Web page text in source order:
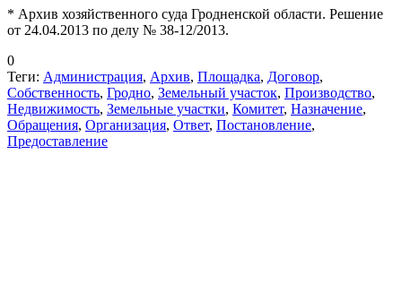
* Архив хозяйственного суда Гродненской области. Решение
от 24.04.2013 по делу № 38-12/2013.
0
Теги: Администрация, Архив, Площадка, Договор,
Собственность, Гродно, Земельный участок, Производство,
Недвижимость, Земельные участки, Комитет, Назначение,
Обращения, Организация, Ответ, Постановление,
Предоставление